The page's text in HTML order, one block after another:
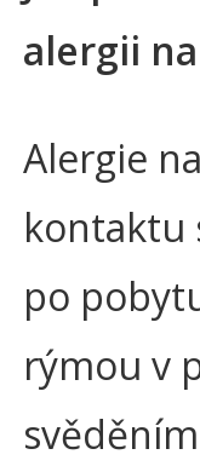
alergii
Alergie
kontaktu
po
rýmou v